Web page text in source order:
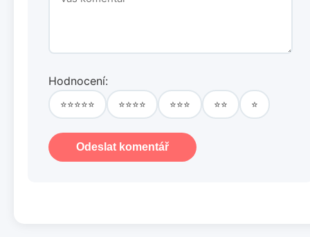
Hodnocení:
⭐⭐⭐⭐⭐ ⭐⭐⭐⭐ ⭐⭐⭐ ⭐⭐ ⭐
Odeslat komentář